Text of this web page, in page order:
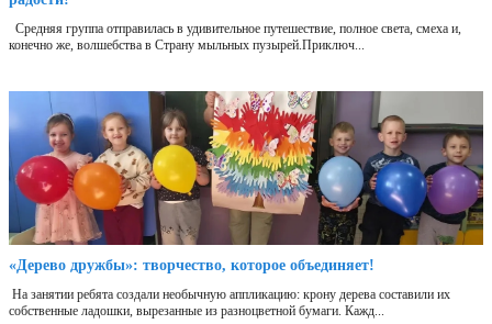
Средняя группа отправилась в удивительное путешествие, полное света, смеха и,
конечно же, волшебства в Страну мыльных пузырей.Приключ...
«Дерево дружбы»: творчество, которое объединяет!
На занятии ребята создали необычную аппликацию: крону дерева составили их
собственные ладошки, вырезанные из разноцветной бумаги. Кажд...